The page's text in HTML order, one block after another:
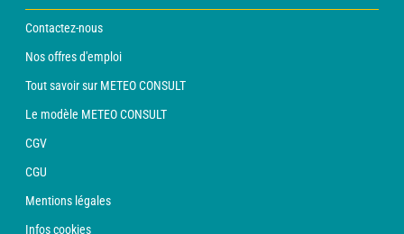
Contactez-nous
Nos offres d'emploi
Tout savoir sur METEO CONSULT
Le modèle METEO CONSULT
CGV
CGU
Mentions légales
Infos cookies